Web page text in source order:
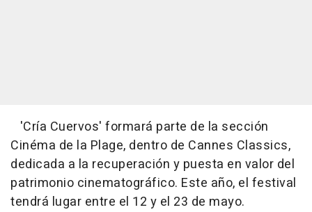
'Cría Cuervos' formará parte de la sección
Cinéma de la Plage, dentro de Cannes Classics,
dedicada a la recuperación y puesta en valor del
patrimonio cinematográfico. Este año, el festival
tendrá lugar entre el 12 y el 23 de mayo.